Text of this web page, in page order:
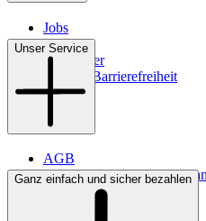
Jobs
Filialen
Newsletter
Digitale Barrierefreiheit
Unser Service
AGB
Lieferbedingungen &
Bezahlung
Ganz einfach und sicher bezahlen